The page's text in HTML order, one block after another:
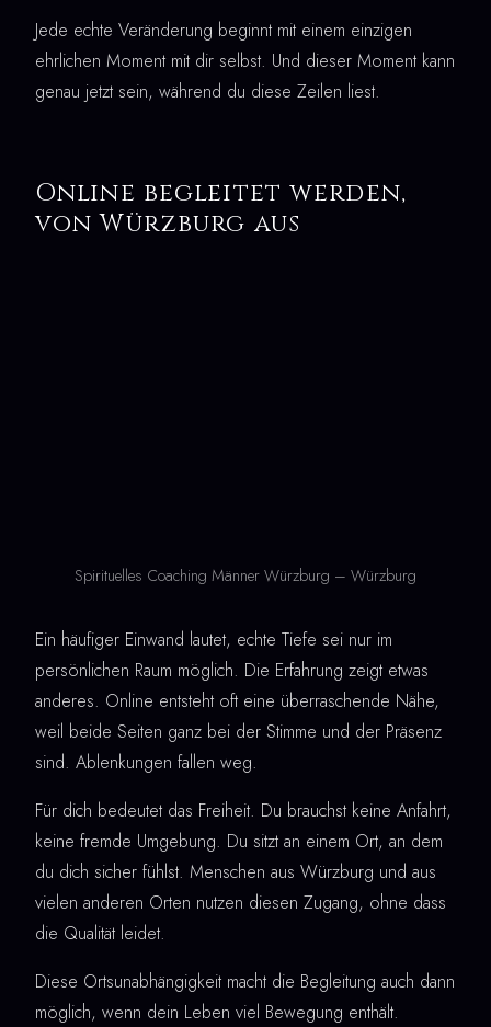
Jede echte Veränderung beginnt mit einem einzigen
ehrlichen Moment mit dir selbst. Und dieser Moment kann
genau jetzt sein, während du diese Zeilen liest.
Online begleitet werden,
von Würzburg aus
Spirituelles Coaching Männer Würzburg – Würzburg
Ein häufiger Einwand lautet, echte Tiefe sei nur im
persönlichen Raum möglich. Die Erfahrung zeigt etwas
anderes. Online entsteht oft eine überraschende Nähe,
weil beide Seiten ganz bei der Stimme und der Präsenz
sind. Ablenkungen fallen weg.
Für dich bedeutet das Freiheit. Du brauchst keine Anfahrt,
keine fremde Umgebung. Du sitzt an einem Ort, an dem
du dich sicher fühlst. Menschen aus Würzburg und aus
vielen anderen Orten nutzen diesen Zugang, ohne dass
die Qualität leidet.
Diese Ortsunabhängigkeit macht die Begleitung auch dann
möglich, wenn dein Leben viel Bewegung enthält.